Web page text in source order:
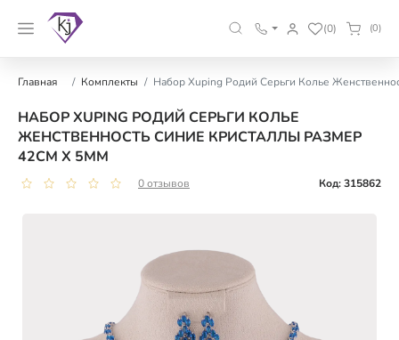
(0) (0)
Главная Комплекты Набор Xuping Родий Серьги Колье
НАБОР XUPING РОДИЙ СЕРЬГИ КОЛЬЕ
ЖЕНСТВЕННОСТЬ СИНИЕ КРИСТАЛЛЫ РАЗМЕР
42СМ Х 5ММ
0 отзывов Код: 315862